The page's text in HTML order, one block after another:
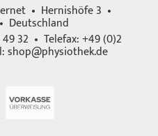
• Hernishöfe 3 •
Deutschland
32 • Telefax: +49 (0)2
shop@physiothek.de